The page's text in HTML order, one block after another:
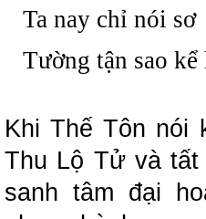
Ta nay chỉ nói sơ
Tường tận sao kể
Khi Thế Tôn nói
Thu Lộ Tử và tất
sanh tâm đại